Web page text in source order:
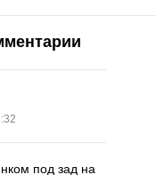
под зад на